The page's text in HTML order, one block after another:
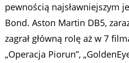
pewnością najsławniejszym
Bond. Aston Martin DB5,
zagrał główną rolę aż w 7
„Operacja Piorun”,